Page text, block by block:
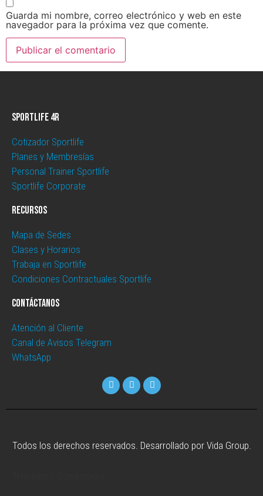
Guarda mi nombre, correo electrónico y web en este
navegador para la próxima vez que comente.
Sportlife 4R
Cotizador Sportlife
Planes y Membresías
Personal Trainer Sportlife
Sportlife Corporate
Recursos
Mapa de Sedes
Clases y Horarios
Trabaja en Sportlife
Condiciones Contractuales Sportlife
Contáctanos
Atención al Cliente
Canal de Avisos Telegram
WhatsApp
Todos los derechos reservados. Desarrollado por Vida Group.